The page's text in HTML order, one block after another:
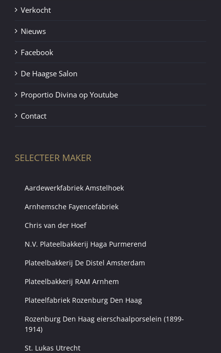
Verkocht
Nieuws
Facebook
De Haagse Salon
Proportio Divina op Youtube
Contact
SELECTEER MAKER
Aardewerkfabriek Amstelhoek
Arnhemsche Fayencefabriek
Chris van der Hoef
N.V. Plateelbakkerij Haga Purmerend
Plateelbakkerij De Distel Amsterdam
Plateelbakkerij RAM Arnhem
Plateelfabriek Rozenburg Den Haag
Rozenburg Den Haag eierschaalporselein (1899-
1914)
St. Lukas Utrecht